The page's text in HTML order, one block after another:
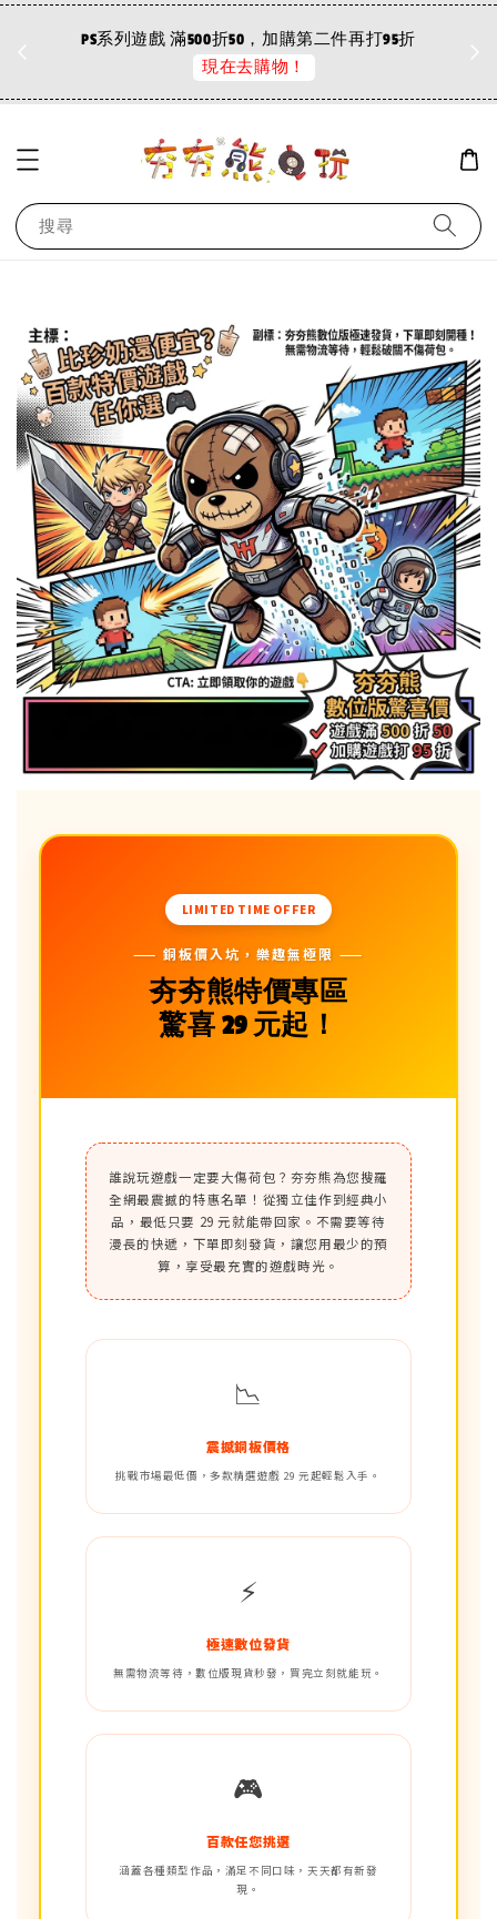
500折50，加購第二件再打95折
PC離線版商品 3件折30
搜尋
LIMITED TIME OFFER
—— 銅板價入坑，樂趣無極限 ——
夯夯熊特價專區
驚喜 29 元起！
誰說玩遊戲一定要大傷荷包？夯夯熊為您搜羅
全網最震撼的特惠名單！從獨立佳作到經典小
品，最低只要 29 元就能帶回家。不需要等待
漫長的快遞，下單即刻發貨，讓您用最少的預
算，享受最充實的遊戲時光。
📉
震撼銅板價格
挑戰市場最低價，多款精選遊戲 29 元起輕鬆入手。
⚡
極速數位發貨
無需物流等待，數位版現貨秒發，買完立刻就能玩。
🎮
百款任您挑選
涵蓋各種類型作品，滿足不同口味，天天都有新發
現。